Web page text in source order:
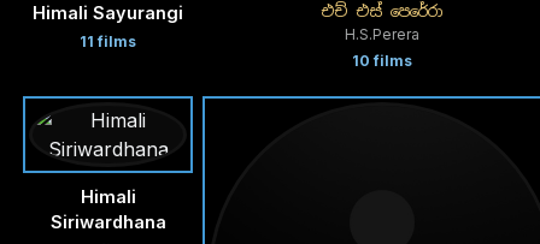
Himali Sayurangi
11 films
එච් එස් පෙරේරා
H.S.Perera
10 films
Himali
Siriwardhana